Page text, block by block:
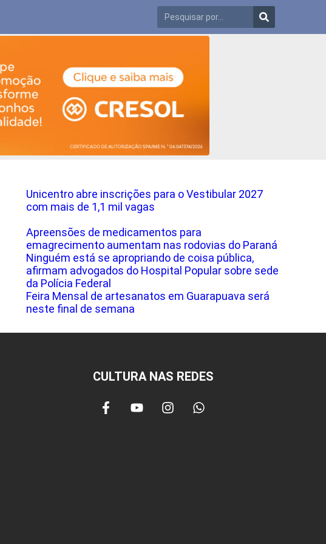
Unicentro abre inscrições para o Vestibular 2027
com mais de 1,1 mil vagas
Apreensões de medicamentos para
emagrecimento aumentam nas rodovias do Paraná
Ninguém está se apropriando de coisa pública,
afirmam advogados do Hospital Popular sobre sede
da Polícia Federal
Feira Mensal de artesanatos em Guarapuava será
neste final de semana
CULTURA NAS REDES